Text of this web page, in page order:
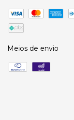
Meios de envio